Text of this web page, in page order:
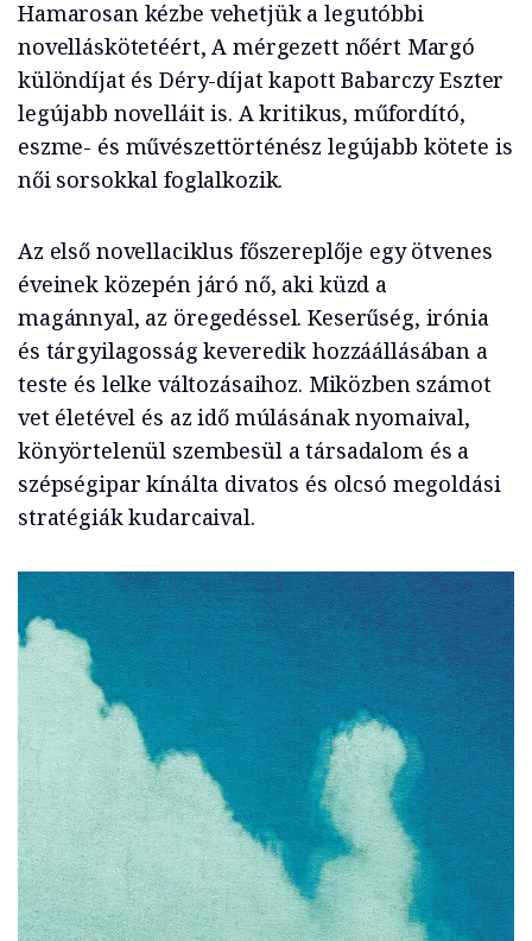
Hamarosan kézbe vehetjük a legutóbbi
novelláskötetéért, A mérgezett nőért Margó
különdíjat és Déry-díjat kapott Babarczy Eszter
legújabb novelláit is. A kritikus, műfordító,
eszme- és művészettörténész legújabb kötete is
női sorsokkal foglalkozik.
Az első novellaciklus főszereplője egy ötvenes
éveinek közepén járó nő, aki küzd a
magánnyal, az öregedéssel. Keserűség, irónia
és tárgyilagosság keveredik hozzáállásában a
teste és lelke változásaihoz. Miközben számot
vet életével és az idő múlásának nyomaival,
könyörtelenül szembesül a társadalom és a
szépségipar kínálta divatos és olcsó megoldási
stratégiák kudarcaival.